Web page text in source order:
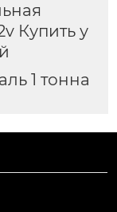
Купить у
1 тонна